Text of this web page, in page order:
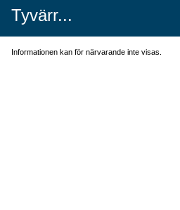
Tyvärr...
Informationen kan för närvarande inte visas.